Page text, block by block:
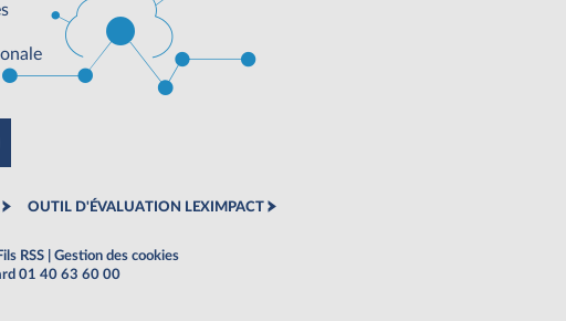
OUTIL D'ÉVALUATION LEXIMPACT
RSS
Gestion des cookies
01 40 63 60 00